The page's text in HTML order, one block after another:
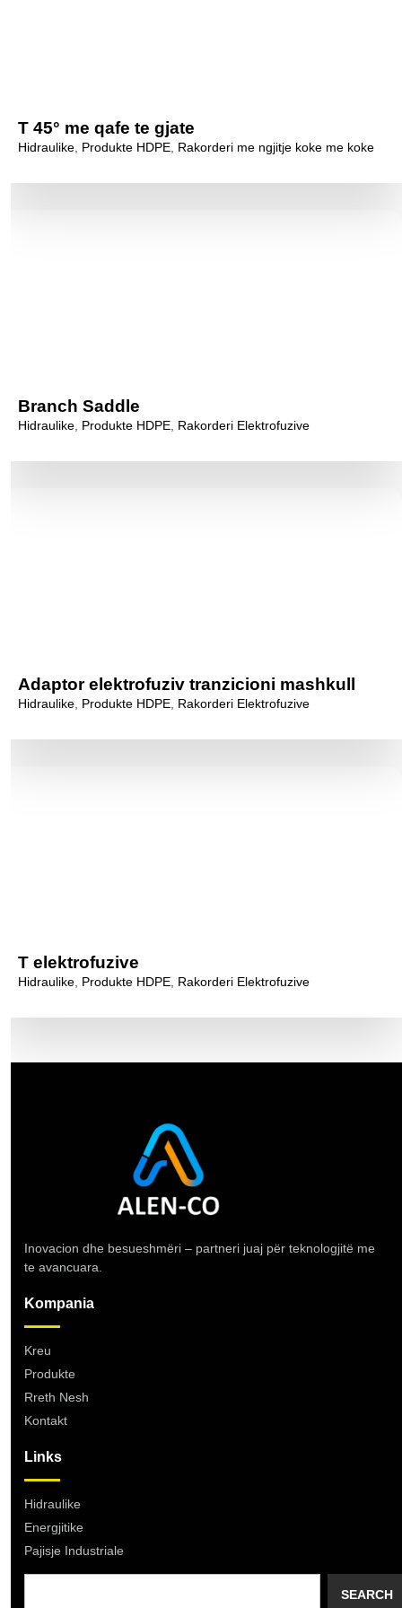
T 45° me qafe te gjate
Hidraulike, Produkte HDPE, Rakorderi me ngjitje koke me koke
Branch Saddle
Hidraulike, Produkte HDPE, Rakorderi Elektrofuzive
Adaptor elektrofuziv tranzicioni mashkull
Hidraulike, Produkte HDPE, Rakorderi Elektrofuzive
T elektrofuzive
Hidraulike, Produkte HDPE, Rakorderi Elektrofuzive
Inovacion dhe besueshmëri – partneri juaj për teknologjitë me
te avancuara.
Kompania
Kreu
Produkte
Rreth Nesh
Kontakt
Links
Hidraulike
Energjitike
Pajisje Industriale
SEARCH